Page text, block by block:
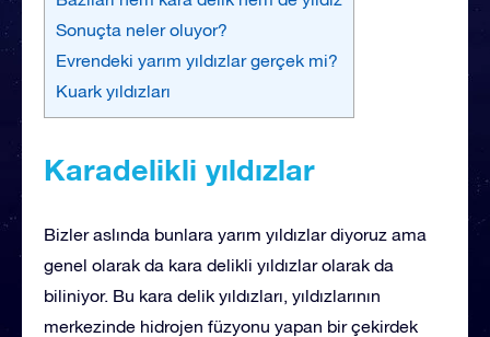
Sonuçta neler oluyor?
Evrendeki yarım yıldızlar gerçek mi?
Kuark yıldızları
Karadelikli yıldızlar
Bizler aslında bunlara yarım yıldızlar diyoruz ama
genel olarak da kara delikli yıldızlar olarak da
biliniyor. Bu kara delik yıldızları, yıldızlarının
merkezinde hidrojen füzyonu yapan bir çekirdek